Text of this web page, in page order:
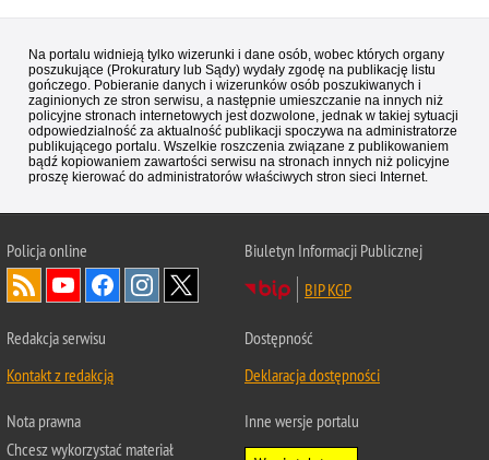
Na portalu widnieją tylko wizerunki i dane osób, wobec których organy
poszukujące (Prokuratury lub Sądy) wydały zgodę na publikację listu
gończego. Pobieranie danych i wizerunków osób poszukiwanych i
zaginionych ze stron serwisu, a następnie umieszczanie na innych niż
policyjne stronach internetowych jest dozwolone, jednak w takiej sytuacji
odpowiedzialność za aktualność publikacji spoczywa na administratorze
publikującego portalu. Wszelkie roszczenia związane z publikowaniem
bądź kopiowaniem zawartości serwisu na stronach innych niż policyjne
proszę kierować do administratorów właściwych stron sieci Internet.
Policjaonline
Biuletyn Informacji Publicznej
BIP KGP
Redakcja serwisu
Kontakt z redakcją
Dostępność
Deklaracja dostępności
Nota prawna
Chcesz wykorzystać materiał
Inne wersje portalu